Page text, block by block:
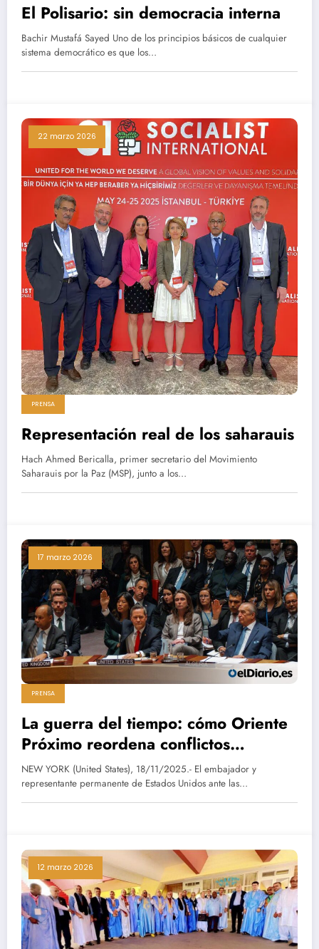
El Polisario: sin democracia interna
Bachir Mustafá Sayed Uno de los principios básicos de cualquier
sistema democrático es que los…
22 marzo 2026
PRENSA
Representación real de los saharauis
Hach Ahmed Bericalla, primer secretario del Movimiento
Saharauis por la Paz (MSP), junto a los…
17 marzo 2026
PRENSA
La guerra del tiempo: cómo Oriente
Próximo reordena conflictos
olvidados
NEW YORK (United States), 18/11/2025.- El embajador y
representante permanente de Estados Unidos ante las…
12 marzo 2026